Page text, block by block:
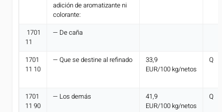
adición de aromatizante ni
colorante:
1701
11
— De caña
1701
11 10
— Que se destine al refinado
33,9
EUR/100 kg/netos
Q
1701
11 90
— Los demás
41,9
EUR/100 kg/netos
Q